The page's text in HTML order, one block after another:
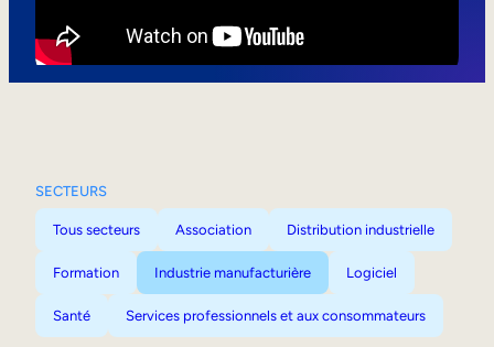
SECTEURS
Tous secteurs Association Distribution industrielle
Formation Industrie manufacturière Logiciel
Santé Services professionnels et aux consommateurs